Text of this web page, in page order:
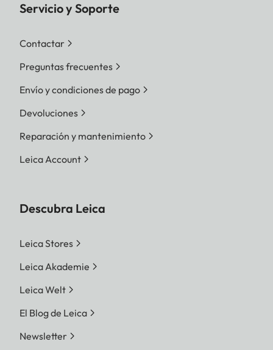
Servicio y Soporte
Contactar
Preguntas frecuentes
Envío y condiciones de pago
Devoluciones
Reparación y mantenimiento
Leica Account
Descubra Leica
Leica Stores
Leica Akademie
Leica Welt
El Blog de Leica
Newsletter